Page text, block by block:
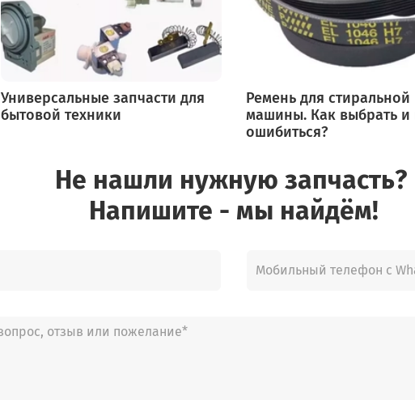
Универсальные запчасти для
бытовой техники
Ремень для стиральной
машины. Как выбрать и
ошибиться?
Не нашли нужную запчасть?
Напишите - мы найдём!